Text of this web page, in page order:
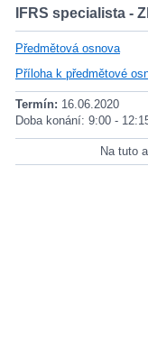
IFRS specialista -
Předmětová osnova
Příloha k předmětové
Termín: 16.06.2020
Doba konání: 9:00 -
Na tuto